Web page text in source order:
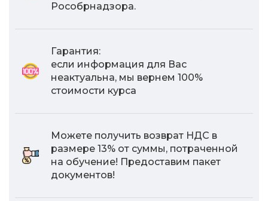
Рособрнадзора.
Гарантия:
если информация для Вас
неактуальна, мы вернем 100%
стоимости курса
Можете получить возврат НДС в
размере 13% от суммы, потраченной
на обучение! Предоставим пакет
документов!